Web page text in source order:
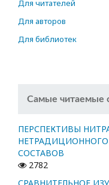
Для читателей
Для авторов
Для библиотек
Самые читаемые
ПЕРСПЕКТИВЫ
СОСТАВОВ
2782
СРАВНИТЕЛЬНОЕ